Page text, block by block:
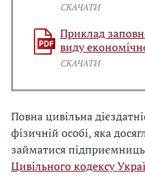
СКАЧАТИ
Приклад
виду
СКАЧАТИ
Повна цивільна
фізичній особі, яка
займатися
Цивільного кодексу